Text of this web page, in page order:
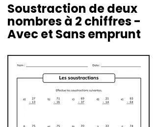
Soustraction de deux
nombres à 2 chiffres -
Avec et Sans emprunt